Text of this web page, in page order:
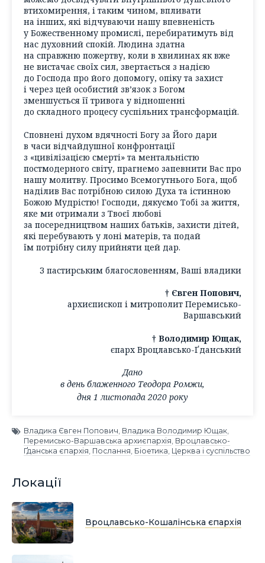
втихомирення, і таким чином, впливати
на інших, які відчуваючи нашу впевненість
у Божественному промислі, перебиратимуть від
нас духовний спокій. Людина здатна
на справжню пожертву, коли в хвилинах як вже
не вистачає своїх сил, звертається з надією
до Господа про його допомогу, опіку та захист
і через цей особистий зв’язок з Богом
зменшується її тривога у відношенні
до складного процесу суспільних трансформацій.
Сповнені духом вдячності Богу за Його дари
в часи відчайдушної конфронтації
з «цивілізацією смерті» та ментальністю
постмодерного світу, прагнемо запевнити Вас про
нашу молитву. Просимо Всемогутнього Бога, щоб
наділив Вас потрібною силою Духа та істинною
Божою Мудрістю! Господи, дякуємо Тобі за життя,
яке ми отримали з Твоєї любові
за посередництвом наших батьків, захисти дітей,
які перебувають у лоні матерів, та подай
їм потрібну силу прийняти цей дар.
З пастирським благословенням, Ваші владики
† Євген Попович,
архиєпископ і митрополит Перемисько-
Варшавський
† Володимир Ющак,
єпарх Вроцлавсько-Ґданський
Дано
в день блаженного Теодора Ромжи,
дня 1 листопада 2020 року
Владика Євген Попович, Владика Володимир Ющак,
Перемисько-Варшавська архиєпархія, Вроцлавсько-
Ґданська єпархія, Послання, Біоетика, Церква і суспільство
Локації
Вроцлавсько-Кошалінська єпархія